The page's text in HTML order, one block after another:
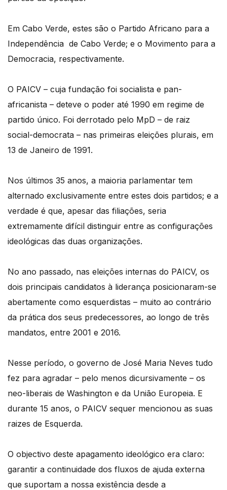
Em Cabo Verde, estes são o Partido Africano para a
Independência de Cabo Verde; e o Movimento para a
Democracia, respectivamente.
O PAICV – cuja fundação foi socialista e pan-
africanista – deteve o poder até 1990 em regime de
partido único. Foi derrotado pelo MpD – de raiz
social-democrata – nas primeiras eleições plurais, em
13 de Janeiro de 1991.
Nos últimos 35 anos, a maioria parlamentar tem
alternado exclusivamente entre estes dois partidos; e a
verdade é que, apesar das filiações, seria
extremamente difícil distinguir entre as configurações
ideológicas das duas organizações.
No ano passado, nas eleições internas do PAICV, os
dois principais candidatos à liderança posicionaram-se
abertamente como esquerdistas – muito ao contrário
da prática dos seus predecessores, ao longo de três
mandatos, entre 2001 e 2016.
Nesse período, o governo de José Maria Neves tudo
fez para agradar – pelo menos dicursivamente – os
neo-liberais de Washington e da União Europeia. E
durante 15 anos, o PAICV sequer mencionou as suas
raizes de Esquerda.
O objectivo deste apagamento ideológico era claro:
garantir a continuidade dos fluxos de ajuda externa
que suportam a nossa existência desde a